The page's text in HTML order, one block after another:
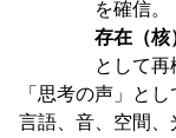
を確信。
存在（核
として再
「思考の声」と
言語、音、空間